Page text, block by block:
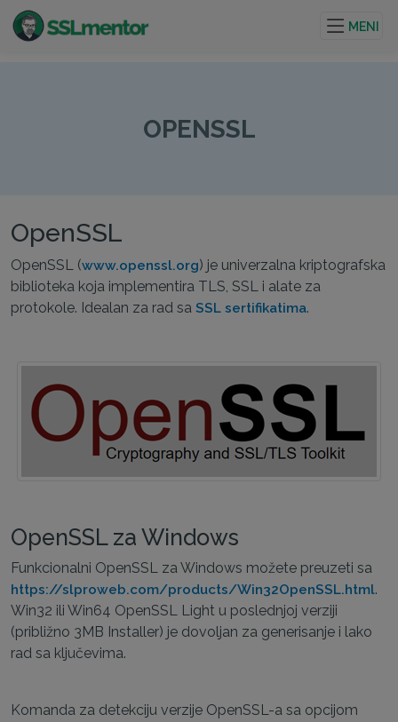
projekte.
MENI
OPENSSL
OpenSSL
OpenSSL (www.openssl.org) je univerzalna kriptografska
biblioteka koja implementira TLS, SSL i alate za
protokole. Idealan za rad sa SSL sertifikatima.
OpenSSL za Windows
Funkcionalni OpenSSL za Windows možete preuzeti sa
https://slproweb.com/products/Win32OpenSSL.html.
Win32 ili Win64 OpenSSL Light u poslednjoj verziji
(približno 3MB Installer) je dovoljan za generisanje i lako
rad sa ključevima.
Komanda za detekciju verzije OpenSSL-a sa opcijom